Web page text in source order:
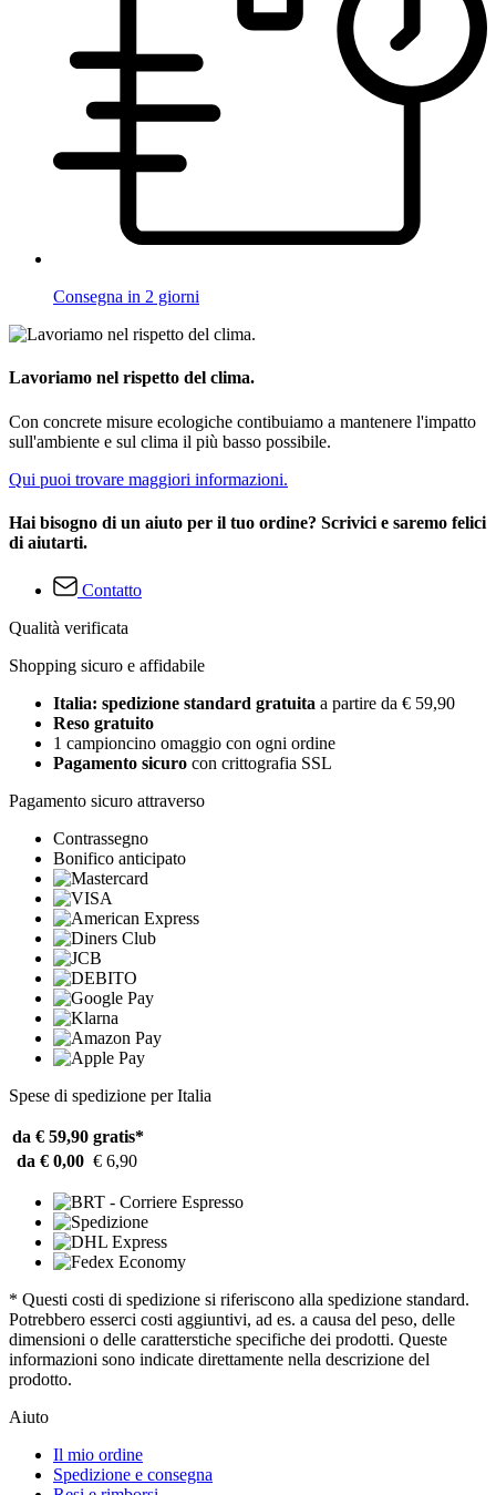
Consegna in 2 giorni
Lavoriamo nel rispetto del clima.
Con concrete misure ecologiche contibuiamo a mantenere l'impatto
sull'ambiente e sul clima il più basso possibile.
Qui puoi trovare maggiori informazioni.
Hai bisogno di un aiuto per il tuo ordine? Scrivici e saremo felici
di aiutarti.
Contatto
Qualità verificata
Shopping sicuro e affidabile
Italia: spedizione standard gratuita a partire da € 59,90
Reso gratuito
1 campioncino omaggio con ogni ordine
Pagamento sicuro con crittografia SSL
Pagamento sicuro attraverso
Contrassegno
Bonifico anticipato
Spese di spedizione per Italia
da € 59,90 gratis*
da € 0,00 € 6,90
* Questi costi di spedizione si riferiscono alla spedizione standard.
Potrebbero esserci costi aggiuntivi, ad es. a causa del peso, delle
dimensioni o delle caratterstiche specifiche dei prodotti. Queste
informazioni sono indicate direttamente nella descrizione del
prodotto.
Aiuto
Il mio ordine
Spedizione e consegna